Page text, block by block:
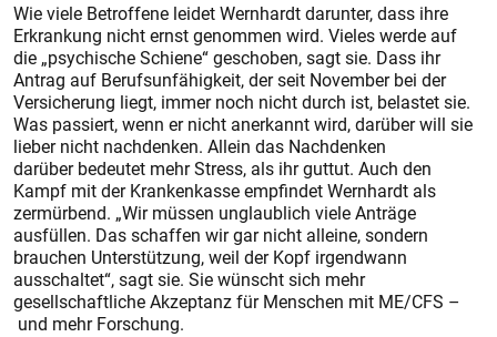
Wie viele Betroffene leidet Wernhardt darunter, dass ihre
Erkrankung nicht ernst genommen wird. Vieles werde auf
die „psychische Schiene“ geschoben, sagt sie. Dass ihr
Antrag auf Berufsunfähigkeit, der seit November bei der
Versicherung liegt, immer noch nicht durch ist, belastet sie.
Was passiert, wenn er nicht anerkannt wird, darüber will sie
lieber nicht nachdenken. Allein das Nachdenken
darüber bedeutet mehr Stress, als ihr guttut. Auch den
Kampf mit der Krankenkasse empfindet Wernhardt als
zermürbend. „Wir müssen unglaublich viele Anträge
ausfüllen. Das schaffen wir gar nicht alleine, sondern
brauchen Unterstützung, weil der Kopf irgendwann
ausschaltet“, sagt sie. Sie wünscht sich mehr
gesellschaftliche Akzeptanz für Menschen mit ME/CFS –
und mehr Forschung.